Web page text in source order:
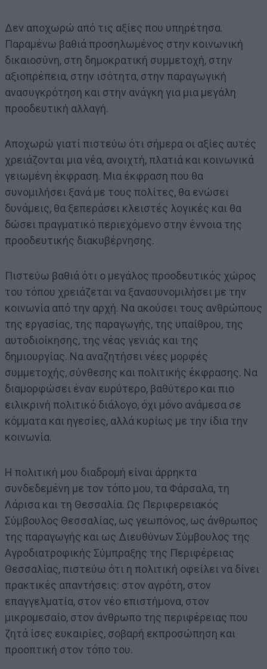
Δεν αποχωρώ από τις αξίες που υπηρέτησα.
Παραμένω βαθιά προσηλωμένος στην κοινωνική
δικαιοσύνη, στη δημοκρατική συμμετοχή, στην
αξιοπρέπεια, στην ισότητα, στην παραγωγική
ανασυγκρότηση και στην ανάγκη για μια μεγάλη
προοδευτική αλλαγή.
Αποχωρώ γιατί πιστεύω ότι σήμερα οι αξίες αυτές
χρειάζονται μια νέα, ανοιχτή, πλατιά και κοινωνικά
γειωμένη έκφραση. Μια έκφραση που θα
συνομιλήσει ξανά με τους πολίτες, θα ενώσει
δυνάμεις, θα ξεπεράσει κλειστές λογικές και θα
δώσει πραγματικό περιεχόμενο στην έννοια της
προοδευτικής διακυβέρνησης.
Πιστεύω βαθιά ότι ο μεγάλος προοδευτικός χώρος
του τόπου χρειάζεται να ξανασυνομιλήσει με την
κοινωνία από την αρχή. Να ακούσει τους ανθρώπους
της εργασίας, της παραγωγής, της υπαίθρου, της
αυτοδιοίκησης, της νέας γενιάς και της
δημιουργίας. Να αναζητήσει νέες μορφές
συμμετοχής, σύνθεσης και πολιτικής έκφρασης. Να
διαμορφώσει έναν ευρύτερο, βαθύτερο και πιο
ειλικρινή πολιτικό διάλογο, όχι μόνο ανάμεσα σε
κόμματα και ηγεσίες, αλλά κυρίως με την ίδια την
κοινωνία.
Η πολιτική μου διαδρομή είναι άρρηκτα
συνδεδεμένη με τον τόπο μου, τα Φάρσαλα, τη
Λάρισα και τη Θεσσαλία. Ως Περιφερειακός
Σύμβουλος Θεσσαλίας, ως γεωπόνος, ως άνθρωπος
της παραγωγής και ως Διευθύνων Σύμβουλος της
Αγροδιατροφικής Σύμπραξης της Περιφέρειας
Θεσσαλίας, πιστεύω ότι η πολιτική οφείλει να δίνει
πρακτικές απαντήσεις: στον αγρότη, στον
επαγγελματία, στον νέο επιστήμονα, στον
μικρομεσαίο, στον άνθρωπο της περιφέρειας που
ζητά ίσες ευκαιρίες, σοβαρή εκπροσώπηση και
προοπτική στον τόπο του.